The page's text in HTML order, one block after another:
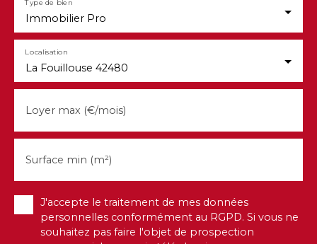
Immobilier Pro
Type de bien
La Fouillouse 42480
Localisation
Loyer max (€/mois)
Surface min (m²)
J'accepte le traitement de mes données
personnelles conformément au RGPD. Si vous ne
souhaitez pas faire l'objet de prospection